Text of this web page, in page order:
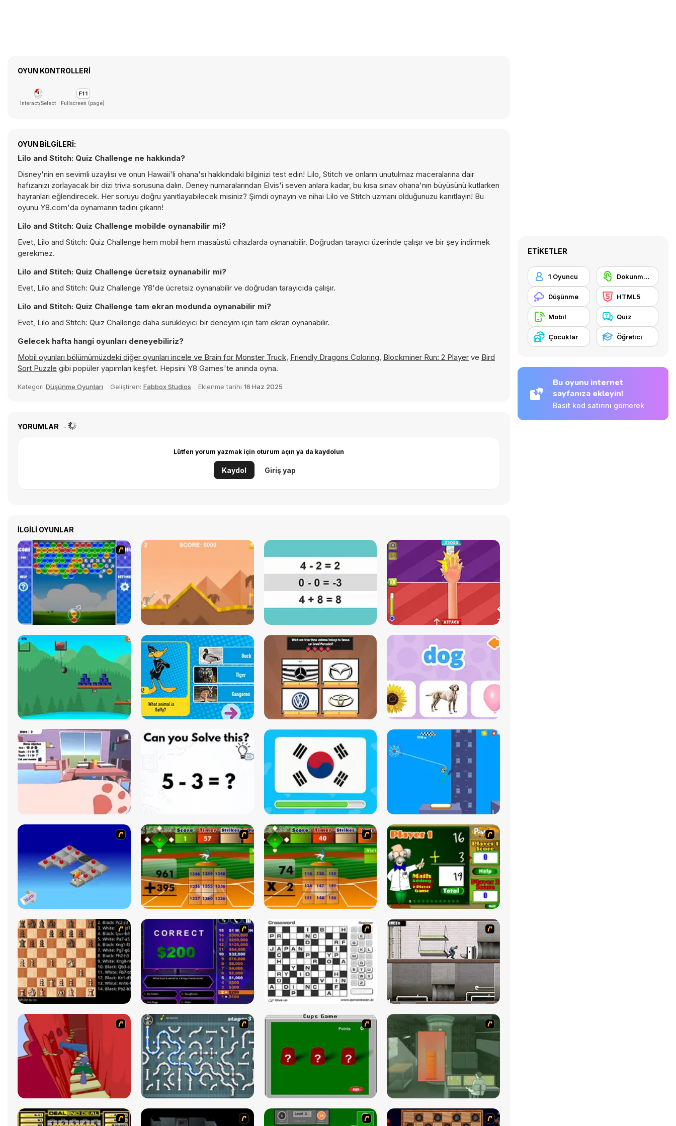
OYUN KONTROLLERI
Interact/Select Fullscreen (page)
OYUN BILGILERI:
Lilo and Stitch: Quiz Challenge ne hakkında?
Disney'nin en sevimli uzaylısı ve onun Hawaii'li ohana'sı hakkındaki bilginizi test edin! Lilo, Stitch ve onların unutulmaz maceralarına dair
hafızanızı zorlayacak bir dizi trivia sorusuna dalın. Deney numaralarından Elvis'i seven anlara kadar, bu kısa sınav ohana'nın büyüsünü kutlarken
hayranları eğlendirecek. Her soruyu doğru yanıtlayabilecek misiniz? Şimdi oynayın ve nihai Lilo ve Stitch uzmanı olduğunuzu kanıtlayın! Bu
oyunu Y8.com'da oynamanın tadını çıkarın!
Lilo and Stitch: Quiz Challenge mobilde oynanabilir mi?
Evet, Lilo and Stitch: Quiz Challenge hem mobil hem masaüstü cihazlarda oynanabilir. Doğrudan tarayıcı üzerinde çalışır ve bir şey indirmek
gerekmez.
Lilo and Stitch: Quiz Challenge ücretsiz oynanabilir mi?
Evet, Lilo and Stitch: Quiz Challenge Y8'de ücretsiz oynanabilir ve doğrudan tarayıcıda çalışır.
Lilo and Stitch: Quiz Challenge tam ekran modunda oynanabilir mi?
Evet, Lilo and Stitch: Quiz Challenge daha sürükleyici bir deneyim için tam ekran oynanabilir.
Gelecek hafta hangi oyunları deneyebiliriz?
Mobil oyunları bölümümüzdeki diğer oyunları incele ve Brain for Monster Truck, Friendly Dragons Coloring, Blockminer Run: 2 Player ve Bird
Sort Puzzle gibi popüler yapımları keşfet. Hepsini Y8 Games'te anında oyna.
Kategori Düşünme Oyunları Geliştiren: Fabbox Studios Eklenme tarihi 16 Haz 2025
YORUMLAR
Lütfen yorum yazmak için oturum açın ya da kaydolun
Kaydol Giriş yap
İLGILI OYUNLAR
ETIKETLER
1 Oyuncu Dokunmatik ekran
Düşünme HTML5
Mobil Quiz
Çocuklar Öğretici
Bu oyunu internet
sayfanıza ekleyin!
Basit kod satırını gömerek